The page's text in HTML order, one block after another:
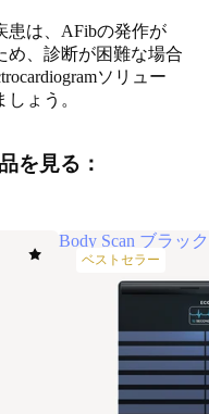
患は、AFibの発作が
め、診断が困難な場合
ソリュー
ょう。
を見る：
Body Scan ブラック
ベストセラー